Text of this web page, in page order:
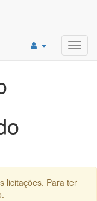
licitações. Para ter